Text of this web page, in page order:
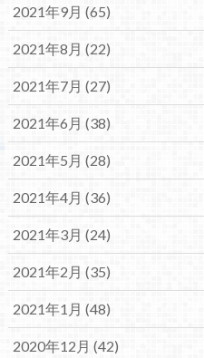
2021年9月 (65)
2021年8月 (22)
2021年7月 (27)
2021年6月 (38)
2021年5月 (28)
2021年4月 (36)
2021年3月 (24)
2021年2月 (35)
2021年1月 (48)
2020年12月 (42)